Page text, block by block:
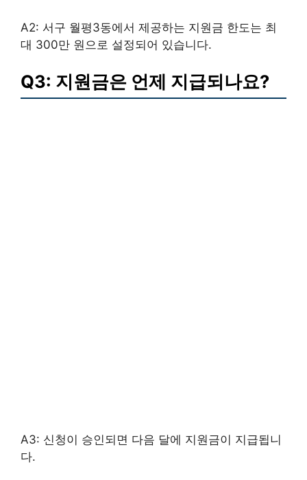
A2: 서구 월평3동에서 제공하는 지원금 한도는 최
대 300만 원으로 설정되어 있습니다.
Q3: 지원금은 언제 지급되나요?
A3: 신청이 승인되면 다음 달에 지원금이 지급됩니
다.